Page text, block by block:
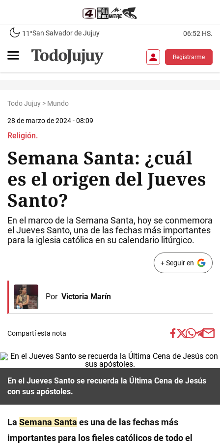
11°San Salvador de Jujuy 06:52 HS.
Registrarme
Todo Jujuy > Mundo
28 de marzo de 2024 - 08:09
Religión.
Semana Santa: ¿cuál
es el origen del Jueves
Santo?
En el marco de la Semana Santa, hoy se conmemora
el Jueves Santo, una de las fechas más importantes
para la iglesia católica en su calendario litúrgico.
+ Seguir en
Por Victoria Marín
Compartí esta nota
En el Jueves Santo se recuerda la Última Cena de Jesús
con sus apóstoles.
La Semana Santa es una de las fechas más
importantes para los fieles católicos de todo el